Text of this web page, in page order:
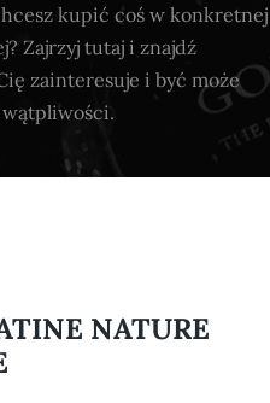
kupić coś w konkretnej
Zajrzyj tutaj i znajdź
zainteresuje i być może
NATURE